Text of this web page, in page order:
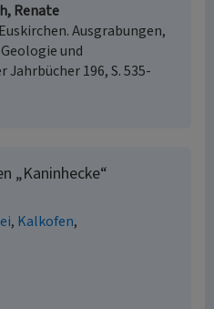
Renate
Ausgrabungen,
und
196, S. 535-
„Kaninhecke“
Kalkofen